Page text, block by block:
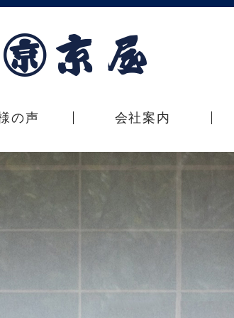
の声 会社案内